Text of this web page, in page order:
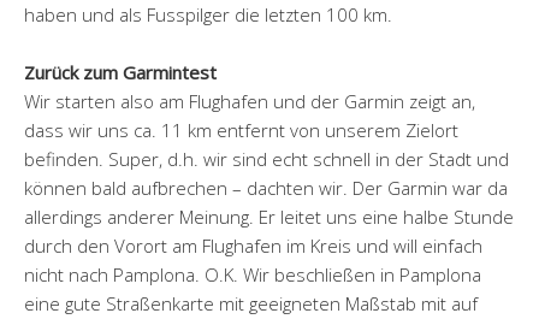
haben und als Fusspilger die letzten 100 km.
Zurück zum Garmintest
Wir starten also am Flughafen und der Garmin zeigt an,
dass wir uns ca. 11 km entfernt von unserem Zielort
befinden. Super, d.h. wir sind echt schnell in der Stadt und
können bald aufbrechen – dachten wir. Der Garmin war da
allerdings anderer Meinung. Er leitet uns eine halbe Stunde
durch den Vorort am Flughafen im Kreis und will einfach
nicht nach Pamplona. O.K. Wir beschließen in Pamplona
eine gute Straßenkarte mit geeigneten Maßstab mit auf